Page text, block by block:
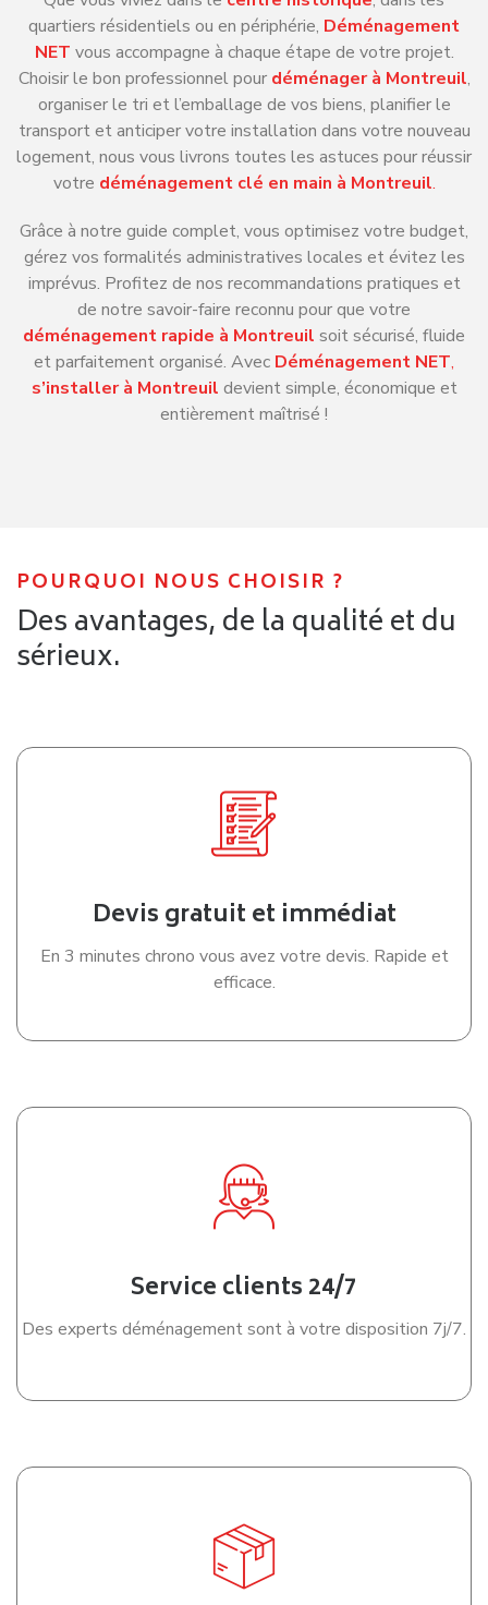
quartiers résidentiels ou en périphérie, Déménagement
NET vous accompagne à chaque étape de votre projet.
Choisir le bon professionnel pour déménager à Montreuil,
organiser le tri et l’emballage de vos biens, planifier le
transport et anticiper votre installation dans votre nouveau
logement, nous vous livrons toutes les astuces pour réussir
votre déménagement clé en main à Montreuil.
Grâce à notre guide complet, vous optimisez votre budget,
gérez vos formalités administratives locales et évitez les
imprévus. Profitez de nos recommandations pratiques et
de notre savoir-faire reconnu pour que votre
déménagement rapide à Montreuil soit sécurisé, fluide
et parfaitement organisé. Avec Déménagement NET,
s’installer à Montreuil devient simple, économique et
entièrement maîtrisé !
POURQUOI NOUS CHOISIR ?
Des avantages, de la qualité et du
sérieux.
Devis gratuit et immédiat
En 3 minutes chrono vous avez votre devis. Rapide et
efficace.
Service clients 24/7
Des experts déménagement sont à votre disposition 7j/7.